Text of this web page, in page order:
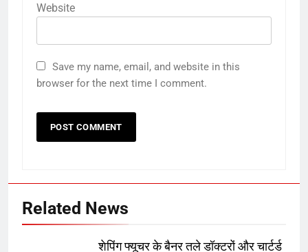
Website
Save my name, email, and website in this
browser for the next time I comment.
Related News
शेपिंग फ्यूचर के बैनर तले डॉक्टरों और चार्टर्ड
करेंगे:नाइटक्लब केस के चलते स्टोक्स-
एटकिंसन दूसरे टेस्ट से बाहर; आर्चर की
वापसी
क्रिकेट